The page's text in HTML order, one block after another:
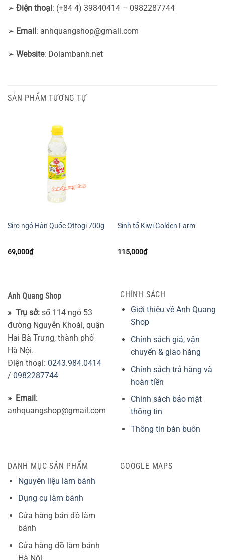
➢ Điện thoại: (+84 4) 39840414 – 0982287744
➢ Email: anhquangshop@gmail.com
➢ Website: Dolambanh.net
SẢN PHẨM TƯƠNG TỰ
Siro ngô Hàn Quốc Ottogi 700g
69,000₫
Sinh tố Kiwi Golden Farm
115,000₫
Anh Quang Shop
» Trụ sở: số 114 ngõ 53
đường Nguyễn Khoái, quận
Hai Bà Trưng, thành phố
Hà Nội.
Điện thoại: 0243.984.0414
/ 0982287744
» Email :
anhquangshop@gmail.com
CHÍNH SÁCH
Giới thiệu về Anh Quang
Shop
Chính sách giá, vận
chuyển & giao hàng
Chính sách trả hàng và
hoàn tiền
Chính sách bảo mật
thông tin
Thông tin bán buôn
DANH MỤC SẢN PHẨM
Nguyên liệu làm bánh
Dụng cụ làm bánh
Cửa hàng bán đồ làm
bánh
Cửa hàng đồ làm bánh
Hà Nội
GOOGLE MAPS